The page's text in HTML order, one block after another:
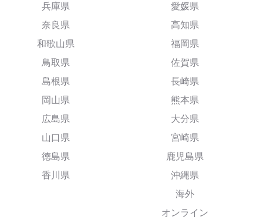
兵庫県
奈良県
和歌山県
鳥取県
島根県
岡山県
広島県
山口県
徳島県
香川県
愛媛県
高知県
福岡県
佐賀県
長崎県
熊本県
大分県
宮崎県
鹿児島県
沖縄県
海外
オンライン